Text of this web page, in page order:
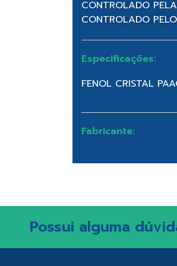
CONTROLADO
CONTROLADO
Especificações:
FENOL CRISTAL
Fabricante:
Possui alguma